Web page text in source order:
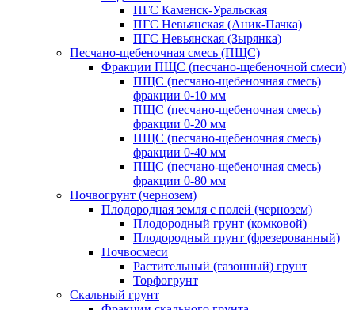
ПГС Каменск-Уральская
ПГС Невьянская (Аник-Пачка)
ПГС Невьянская (Зырянка)
Песчано-щебеночная смесь (ПЩС)
Фракции ПЩС (песчано-щебеночной смеси)
ПЩС (песчано-щебеночная смесь)
фракции 0-10 мм
ПЩС (песчано-щебеночная смесь)
фракции 0-20 мм
ПЩС (песчано-щебеночная смесь)
фракции 0-40 мм
ПЩС (песчано-щебеночная смесь)
фракции 0-80 мм
Почвогрунт (чернозем)
Плодородная земля с полей (чернозем)
Плодородный грунт (комковой)
Плодородный грунт (фрезерованный)
Почвосмеси
Растительный (газонный) грунт
Торфогрунт
Скальный грунт